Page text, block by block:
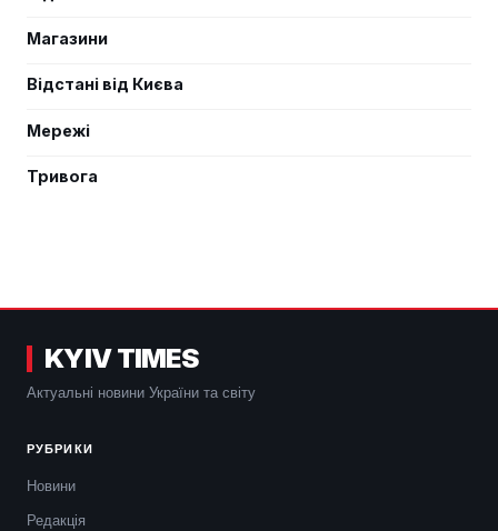
Магазини
Відстані від Києва
Мережі
Тривога
KYIV TIMES
Актуальні новини України та світу
РУБРИКИ
Новини
Редакція